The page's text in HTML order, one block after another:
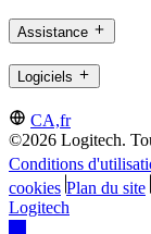
Assistance
Logiciels
CA,fr
©2026 Logitech.
Conditions
cookies Plan du site
Logitech